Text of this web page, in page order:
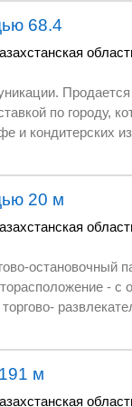
эл/энергии - 250
автотранспорт.
68.4
Продается действующий
человек (с
),
ЖК-телевизор, стулья, столы и пр. ),
20 м
в аренду. Бизнес параметры: Стабильно
центр в
При продаже- цена
В собственность переходит сам
м